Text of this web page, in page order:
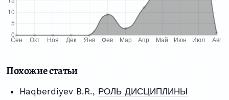
Похожие статьи
Haqberdiyev B.R., РОЛЬ ДИСЦИПЛИНЫ